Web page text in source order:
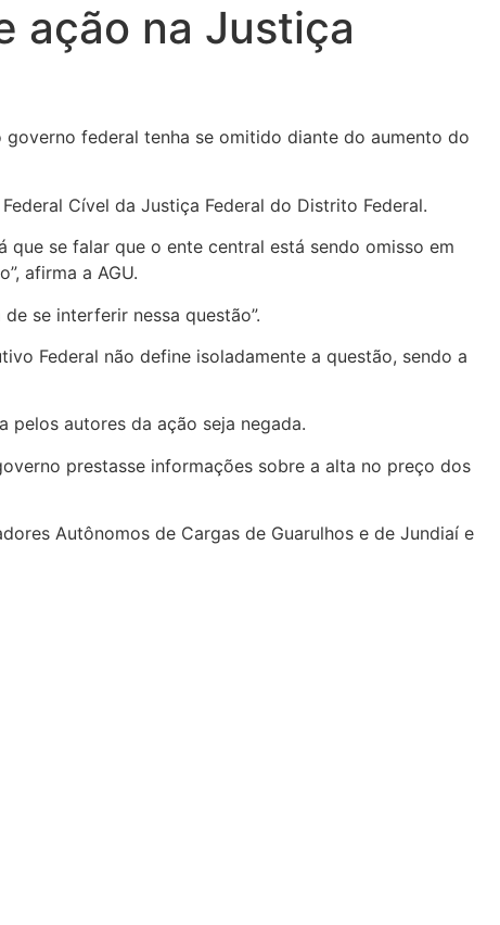
ação na Justiça
federal tenha se omitido diante do aumento do
Cível da Justiça Federal do Distrito Federal.
se falar que o ente central está sendo omisso em
afirma a AGU.
se interferir nessa questão”.
Federal não define isoladamente a questão, sendo a
pelos autores da ação seja negada.
prestasse informações sobre a alta no preço dos
Autônomos de Cargas de Guarulhos e de Jundiaí e